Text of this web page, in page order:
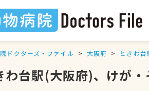
ドクターズ・ファイル 大阪府 ときわ台
わ台駅(大阪府)、けが